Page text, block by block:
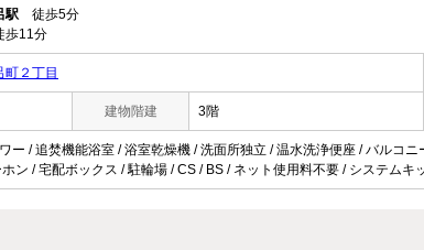
駅 徒歩5分
11分
町２丁目
建物階建 3階
ー / 追焚機能浴室 / 浴室乾燥機 / 洗面所独立 / 温水洗浄便座 / バルコ
ン / 宅配ボックス / 駐輪場 / CS / BS / ネット使用料不要 / システム